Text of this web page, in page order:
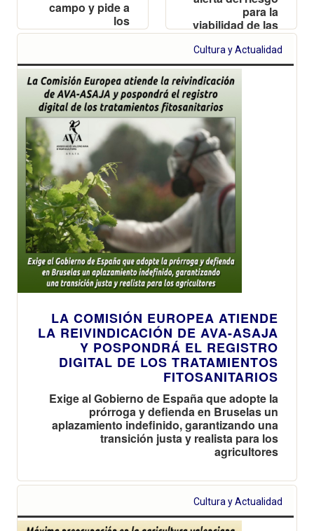
campo y pide a
los
ayuntamientos
una moción
para proteger a
los productores
para la
viabilidad de las
explotaciones
valencianas y
reclama
reciprocidad
importaciones
de terceros
Cultura y Actualidad
LA COMISIÓN EUROPEA ATIENDE
LA REIVINDICACIÓN DE AVA-ASAJA
Y POSPONDRÁ EL REGISTRO
DIGITAL DE LOS TRATAMIENTOS
FITOSANITARIOS
Exige al Gobierno de España que adopte la
prórroga y defienda en Bruselas un
aplazamiento indefinido, garantizando una
transición justa y realista para los
agricultores
Cultura y Actualidad